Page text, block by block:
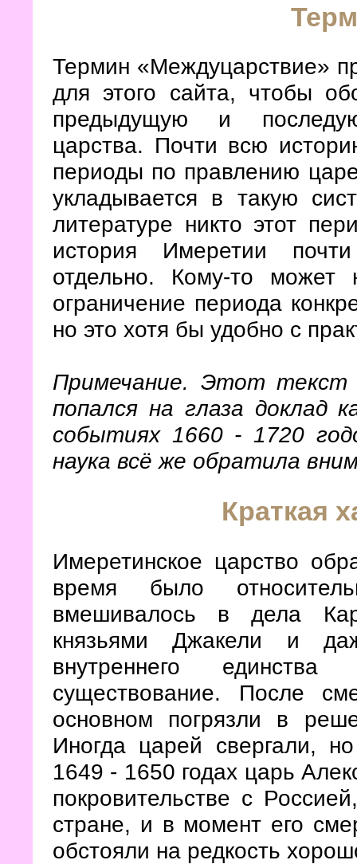
Термин «Междуцарствие»
для этого сайта, чтобы
предыдущую и
царства. Почти всю
периоды по правлению
укладывается в такую
литературе никто этот
история Имеретии
отдельно. Кому-то
ограничение периода
но это хотя бы удобно с
Примечание. Этот текст
попался на глаза доклад
событиях 1660 - 1720
наука всё же обратила
Краткая
Имеретинское царство
время было
вмешивалось в дела
князьями Джакели и
внутреннего
существование. После
основном погрязли в
Иногда царей свергали,
1649 - 1650 годах царь
покровительстве с
стране, и в момент его
обстояли на редкость